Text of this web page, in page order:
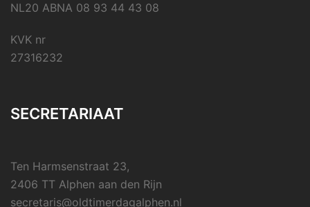
NL20 ABNA 08 93 44 43 08
KVK nr
27316232
SECRETARIAAT
Ten Harmsenstraat 23,
2406 TT Alphen aan den Rijn
secretaris@oldtimerdagalphen.nl